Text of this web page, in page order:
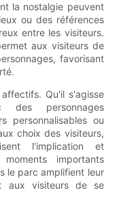
la nostalgie peuvent
ou des références
entre les visiteurs.
aux visiteurs de
favorisant
Qu'il s'agisse
personnages
personnalisables ou
choix des visiteurs,
l'implication et
importants
le parc amplifient leur
aux visiteurs de se